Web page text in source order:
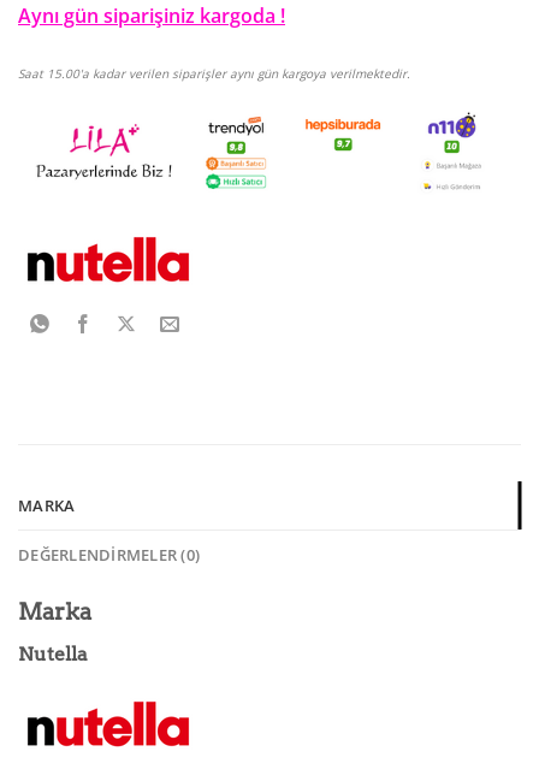
Aynı gün siparişiniz kargoda !
Saat 15.00'a kadar verilen siparişler aynı gün kargoya verilmektedir.
MARKA
DEĞERLENDIRMELER (0)
Marka
Nutella